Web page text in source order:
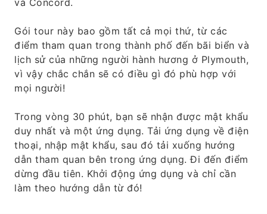
và Concord.
Gói tour này bao gồm tất cả mọi thứ, từ các
điểm tham quan trong thành phố đến bãi biển và
lịch sử của những người hành hương ở Plymouth,
vì vậy chắc chắn sẽ có điều gì đó phù hợp với
mọi người!
Trong vòng 30 phút, bạn sẽ nhận được mật khẩu
duy nhất và một ứng dụng. Tải ứng dụng về điện
thoại, nhập mật khẩu, sau đó tải xuống hướng
dẫn tham quan bên trong ứng dụng. Đi đến điểm
dừng đầu tiên. Khởi động ứng dụng và chỉ cần
làm theo hướng dẫn từ đó!